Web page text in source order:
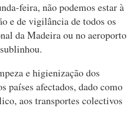
feira, não podemos estar à
e de vigilância de todos os
da Madeira ou no aeroporto
e higienização dos
países afectados, dado como
aos transportes colectivos